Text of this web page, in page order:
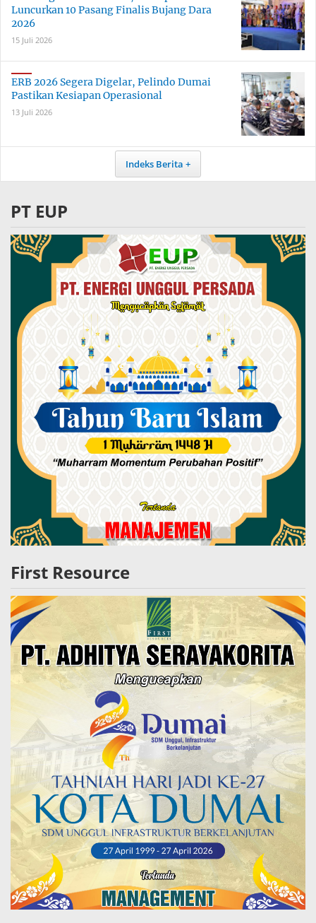
Luncurkan 10 Pasang Finalis Bujang Dara
2026
15 Juli 2026
ERB 2026 Segera Digelar, Pelindo Dumai
Pastikan Kesiapan Operasional
13 Juli 2026
Indeks Berita
PT EUP
First Resource